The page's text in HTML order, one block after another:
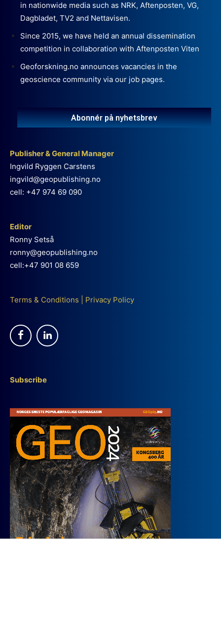
in nationwide media such as NRK, Aftenposten, VG,
Dagbladet, TV2 and Nettavisen.
Since 2015, we have held an annual dissemination
competition in collaboration with Aftenposten Viten
Geoforskning.no announces vacancies in the
geoscience community via our job pages.
Abonnér på nyhetsbrev
Publisher & General Manager
Ingvild Ryggen Carstens
ingvild@geopublishing.no
cell: +47 974 69 090
Editor
Ronny Setså
ronny@geopublishing.no
cell:+47 901 08 659
Terms & Conditions Privacy Policy
Subscribe